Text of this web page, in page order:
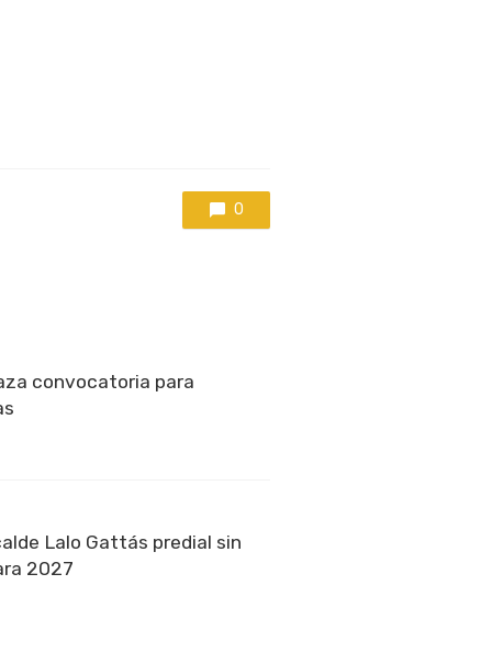
0
convocatoria para
Lalo Gattás predial sin
2027